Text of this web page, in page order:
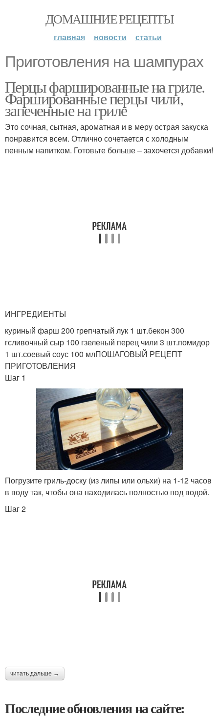
ДОМАШНИЕ РЕЦЕПТЫ
главная новости статьи
Приготовления на шампурах
Перцы фаршированные на гриле.
Фаршированные перцы чили,
запеченные на гриле
Это сочная, сытная, ароматная и в меру острая закуска
понравится всем. Отлично сочетается с холодным
пенным напитком. Готовьте больше – захочется добавки!
ИНГРЕДИЕНТЫ
куриный фарш 200 грепчатый лук 1 шт.бекон 300
гсливочный сыр 100 гзеленый перец чили 3 шт.помидор
1 шт.соевый соус 100 млПОШАГОВЫЙ РЕЦЕПТ
ПРИГОТОВЛЕНИЯ
Шаг 1
Погрузите гриль-доску (из липы или ольхи) на 1-12 часов
в воду так, чтобы она находилась полностью под водой.
Шаг 2
читать дальше →
Последние обновления на сайте: